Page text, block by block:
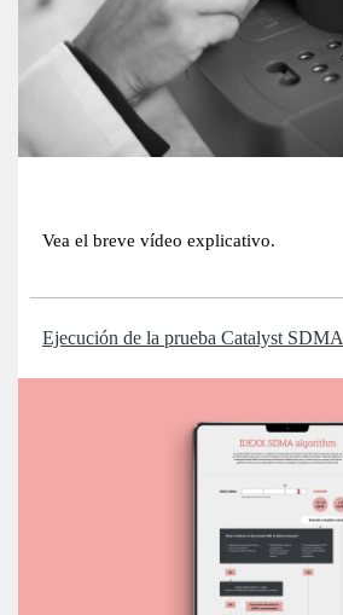
Vea el breve vídeo explicativo.
Ejecución de la prueba Catalyst SDMA